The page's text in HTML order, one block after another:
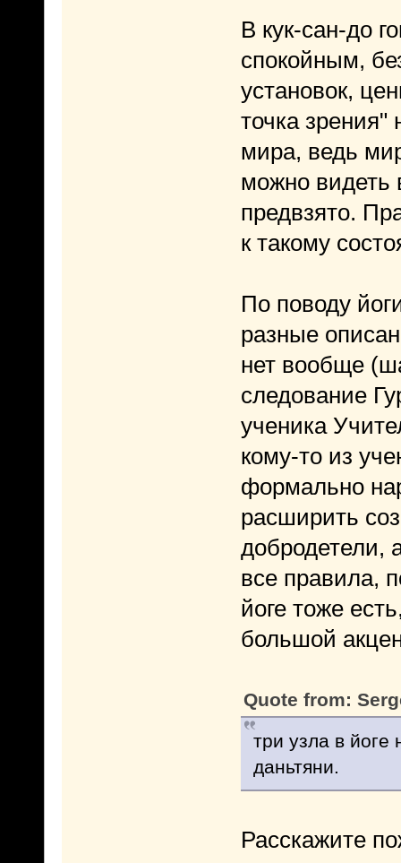
В кук-сан-до
спокойным,
установок,
точка зрения"
мира, ведь
можно видеть
предвзято.
к такому
По поводу
разные
нет вообще
следование
ученика
кому-то из
формально
расширить
добродетели,
все правила,
йоге тоже
большой
Quote from:
три узла в
даньтяни.
Расскажите